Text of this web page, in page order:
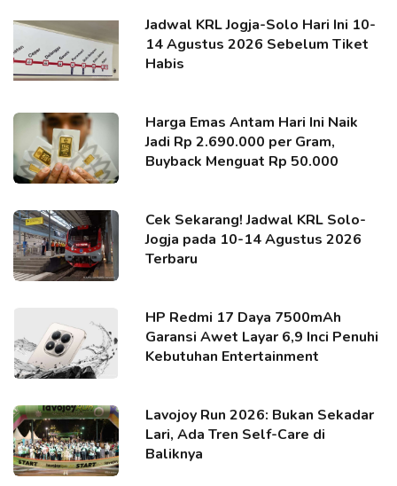
Jadwal KRL Jogja-Solo Hari Ini 10-
14 Agustus 2026 Sebelum Tiket
Habis
Harga Emas Antam Hari Ini Naik
Jadi Rp 2.690.000 per Gram,
Buyback Menguat Rp 50.000
Cek Sekarang! Jadwal KRL Solo-
Jogja pada 10-14 Agustus 2026
Terbaru
HP Redmi 17 Daya 7500mAh
Garansi Awet Layar 6,9 Inci Penuhi
Kebutuhan Entertainment
Lavojoy Run 2026: Bukan Sekadar
Lari, Ada Tren Self-Care di
Baliknya